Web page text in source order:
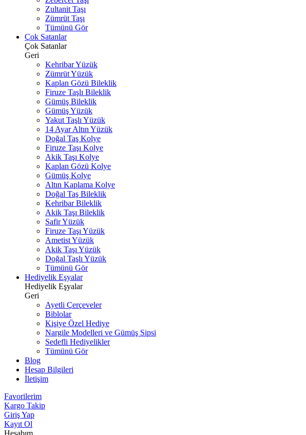
Zultanit Taşı
Zümrüt Taşı
Tümünü Gör
Çok Satanlar
Çok Satanlar
Geri
Kehribar Yüzük
Zümrüt Yüzük
Kaplan Gözü Bileklik
Firuze Taşlı Bileklik
Gümüş Bileklik
Gümüş Yüzük
Yakut Taşlı Yüzük
14 Ayar Altın Yüzük
Doğal Taş Kolye
Firuze Taşı Kolye
Akik Taşı Kolye
Kaplan Gözü Kolye
Gümüş Kolye
Altın Kaplama Kolye
Doğal Taş Bileklik
Kehribar Bileklik
Akik Taşı Bileklik
Safir Yüzük
Firuze Taşı Yüzük
Ametist Yüzük
Akik Taşı Yüzük
Doğal Taşlı Yüzük
Tümünü Gör
Hediyelik Eşyalar
Hediyelik Eşyalar
Geri
Ayetli Çerçeveler
Biblolar
Kişiye Özel Hediye
Nargile Modelleri ve Gümüş Sipsi
Sedefli Hediyelikler
Tümünü Gör
Blog
Hesap Bilgileri
İletişim
Favorilerim
Kargo Takip
Giriş Yap
Kayıt Ol
Hesabım